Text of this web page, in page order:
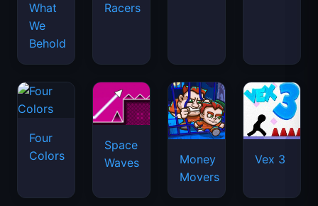
What
We
Behold
Racers
Four
Colors
Space
Waves
Money
Movers
Vex 3